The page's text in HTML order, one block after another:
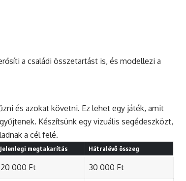
a családi összetartást is, és modellezi a
és azokat követni. Ez lehet egy játék, amit
Készítsünk egy vizuális segédeszközt,
a cél felé.
Jelenlegi megtakarítás Hátralévő összeg
20 000 Ft 30 000 Ft